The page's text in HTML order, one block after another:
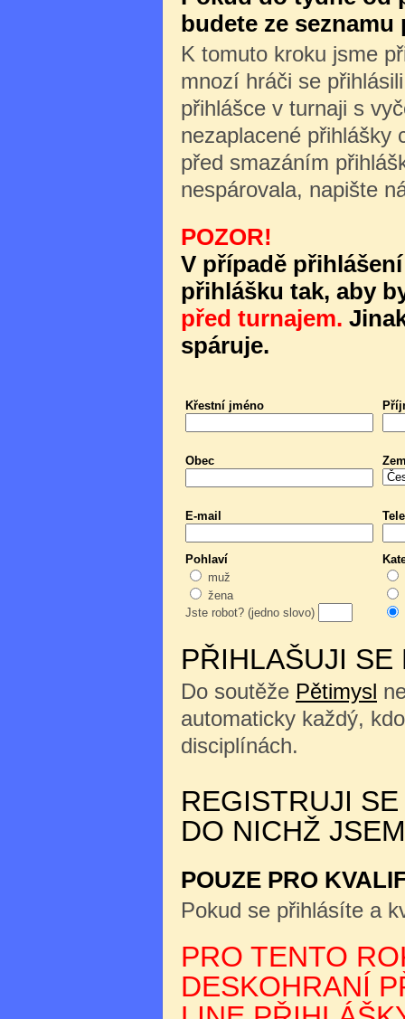
budete ze
K tomuto kroku jsme
mnozí hráči se
přihlášce v turnaji s
nezaplacené přihlášky
před smazáním
nespárovala, napište
POZOR!
V případě
přihlášku tak, aby
před turnajem.
spáruje.
Křestní jméno
Obec
E-mail
Pohlaví
muž
žena
Jste robot? (jedno slovo)
PŘIHLAŠUJI
Do soutěže Pětimysl
automaticky každý,
disciplínách.
REGISTRUJI
DO NICHŽ
POUZE PRO
Pokud se přihlásíte a
PRO TENTO
DESKOHRANÍ